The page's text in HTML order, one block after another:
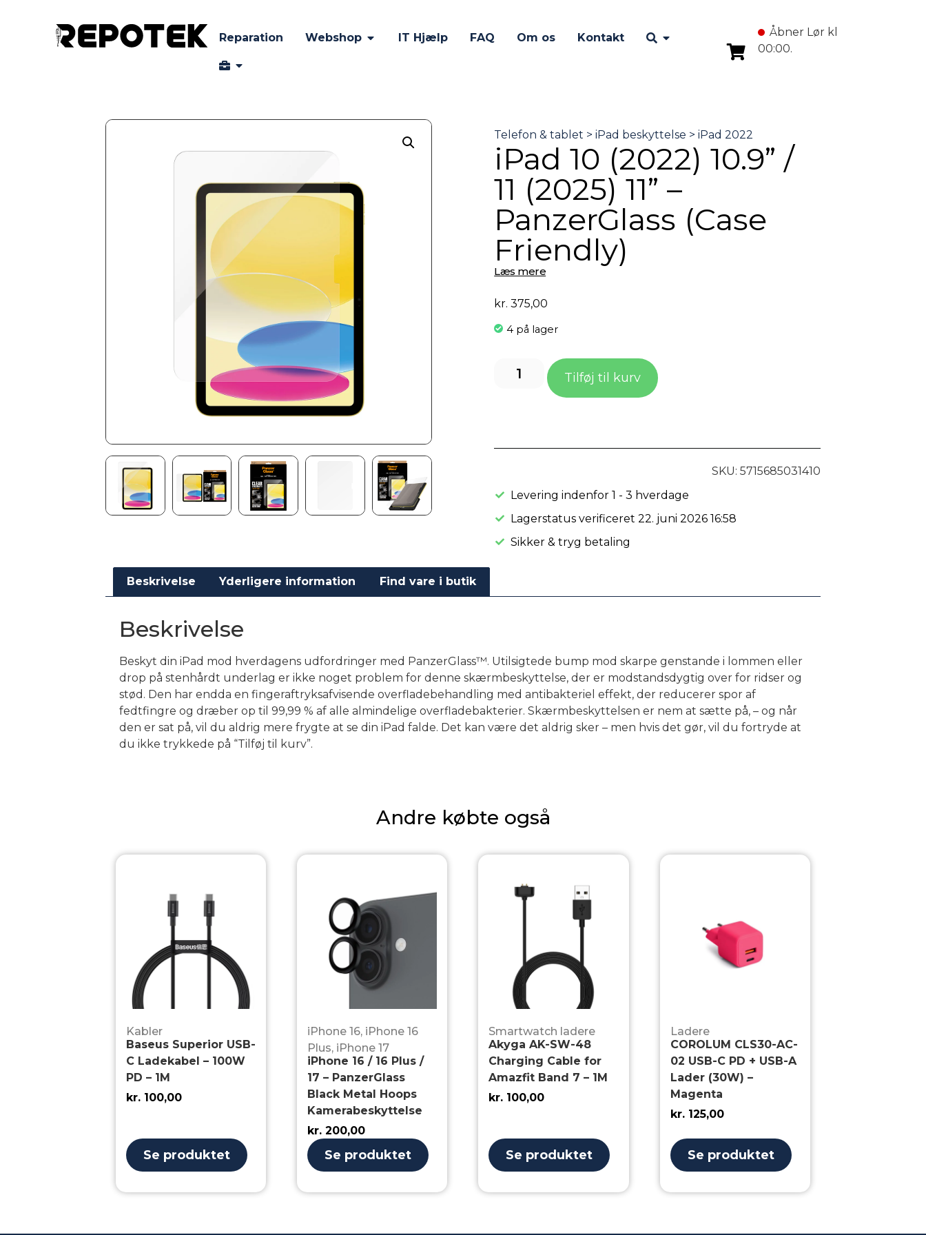
Reparation Webshop IT Hjælp FAQ Om os Kontakt
Åbner Lør kl
00:00.
iPad 10 (2022) 10.9” /
11 (2025) 11” –
PanzerGlass (Case
Friendly)
Læs mere
kr. 375,00
4 på lager
Tilføj til kurv
SKU: 5715685031410
Levering indenfor 1 - 3 hverdage
Lagerstatus verificeret 22. juni 2026 16:58
Sikker & tryg betaling
Beskrivelse Yderligere information Find vare i butik
Beskrivelse
Beskyt din iPad mod hverdagens udfordringer med PanzerGlass™. Utilsigtede bump mod skarpe genstande i lommen eller
drop på stenhårdt underlag er ikke noget problem for denne skærmbeskyttelse, der er modstandsdygtig over for ridser og
stød. Den har endda en fingeraftryksafvisende overfladebehandling med antibakteriel effekt, der reducerer spor af
fedtfingre og dræber op til 99,99 % af alle almindelige overfladebakterier. Skærmbeskyttelsen er nem at sætte på, – og når
den er sat på, vil du aldrig mere frygte at se din iPad falde. Det kan være det aldrig sker – men hvis det gør, vil du fortryde at
du ikke trykkede på “Tilføj til kurv”.
Andre købte også
Kabler
Baseus Superior USB-
C Ladekabel – 100W
PD – 1M
kr.100,00
Se produktet
iPhone 16, iPhone 16
Plus, iPhone 17
iPhone 16 / 16 Plus /
17 – PanzerGlass
Black Metal Hoops
Kamerabeskyttelse
kr. 200,00
Se produktet
Smartwatch ladere
Akyga AK-SW-48
Charging Cable for
Amazfit Band 7 – 1M
kr. 100,00
Se produktet
Ladere
COROLUM CLS30-AC-
02 USB-C PD + USB-A
Lader (30W) –
Magenta
kr.125,00
Se produktet